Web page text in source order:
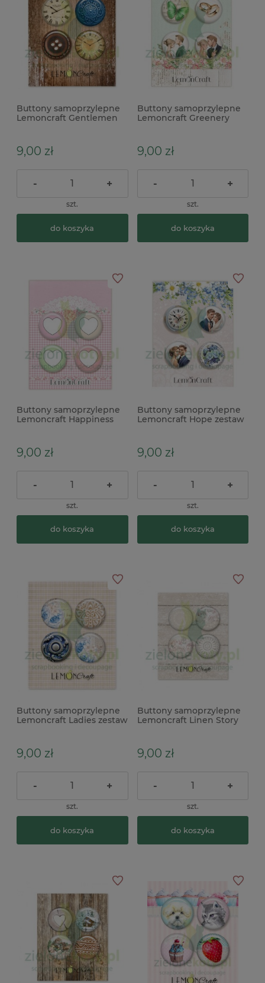
Buttony samoprzylepne
Lemoncraft Gentlemen
9,00 zł
- +
szt.
do koszyka
Buttony samoprzylepne
Lemoncraft Greenery
9,00 zł
- +
szt.
do koszyka
Buttony samoprzylepne
Lemoncraft Happiness
9,00 zł
- +
szt.
do koszyka
Buttony samoprzylepne
Lemoncraft Hope zestaw
9,00 zł
- +
szt.
do koszyka
Buttony samoprzylepne
Lemoncraft Ladies zestaw
9,00 zł
- +
szt.
do koszyka
Buttony samoprzylepne
Lemoncraft Linen Story
9,00 zł
- +
szt.
do koszyka